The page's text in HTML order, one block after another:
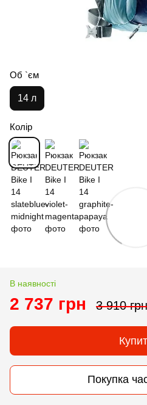
Об `єм
14 л
Колір
В наявності
2 737 грн 3 910 грн
Покупка